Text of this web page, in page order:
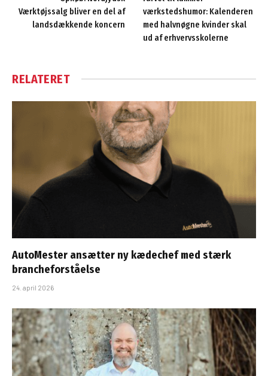
Værktøjssalg bliver en del af
landsdækkende koncern
værkstedshumor: Kalenderen
med halvnøgne kvinder skal
ud af erhvervsskolerne
RELATERET
AutoMester ansætter ny kædechef med stærk
brancheforståelse
24. april 2026